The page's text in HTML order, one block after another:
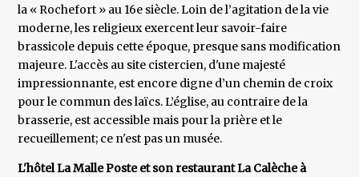
la « Rochefort » au 16e siècle. Loin de l’agitation de la vie
moderne, les religieux exercent leur savoir-faire
brassicole depuis cette époque, presque sans modification
majeure. L'accès au site cistercien, d'une majesté
impressionnante, est encore digne d’un chemin de croix
pour le commun des laïcs. L’église, au contraire de la
brasserie, est accessible mais pour la prière et le
recueillement; ce n'est pas un musée.
L'hôtel La Malle Poste et son restaurant La Calèche à